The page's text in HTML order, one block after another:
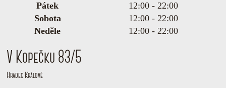
Pátek
12:00 - 22:00
Sobota
12:00 - 22:00
Neděle
12:00 - 22:00
V Kopečku 83/5
Hradec Králové